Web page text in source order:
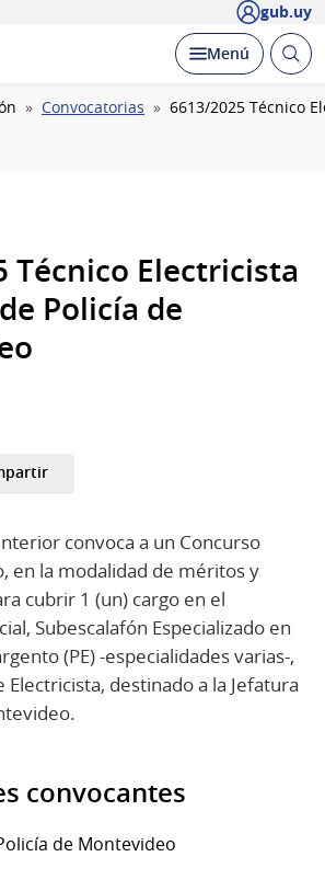
gub.uy
Desplegar
Menú Abrir
Convocatorias 6613/2025 Técnico
Técnico Electricista
Policía de
convoca a un Concurso
en la modalidad de méritos y
cubrir 1 (un) cargo en el
Subescalafón Especializado en
(PE) -especialidades varias-,
destinado a la Jefatura
convocantes
de Montevideo